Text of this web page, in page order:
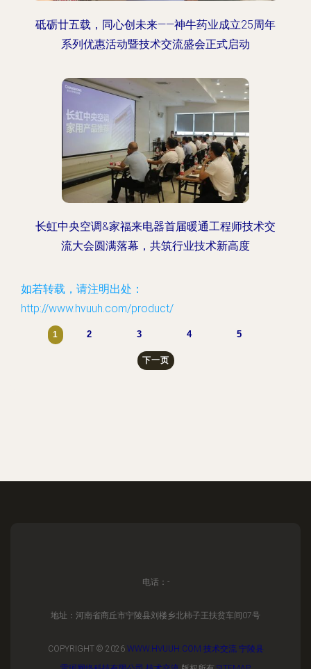
砥砺廿五载，同心创未来——神牛药业成立25周年
系列优惠活动暨技术交流盛会正式启动
长虹中央空调&家福来电器首届暖通工程师技术交
流大会圆满落幕，共筑行业技术新高度
如若转载，请注明出处：
http://www.hvuuh.com/product/
1 2 3 4 5
下一页
电话：-
地址：河南省商丘市宁陵县刘楼乡北柿子王扶贫车间07号
COPYRIGHT © 2026 WWW.HVUUH.COM 技术交流 宁陵县